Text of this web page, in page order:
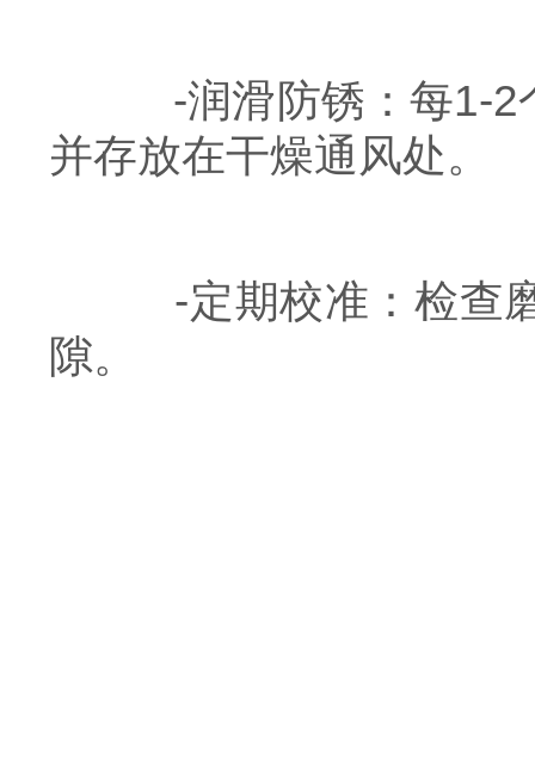
-润滑防锈：每1-2个
并存放在干燥通风处。
-定期校准：检查磨
隙。